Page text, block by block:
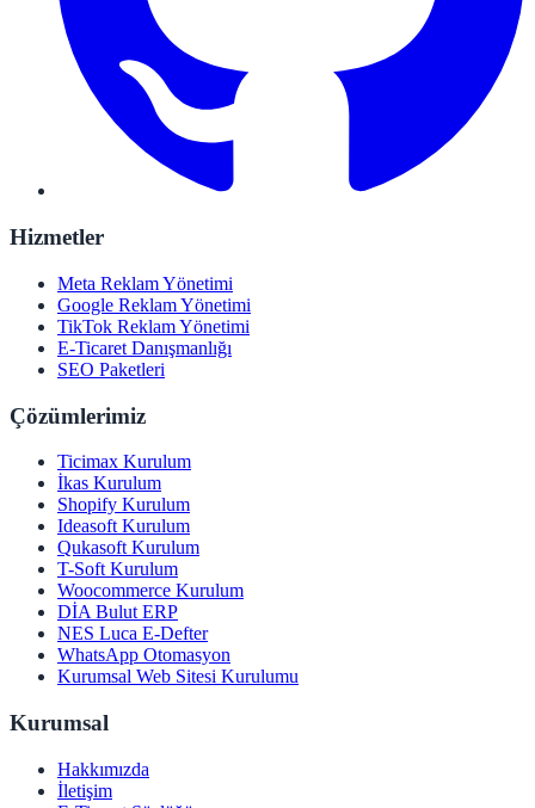
Hizmetler
Meta Reklam Yönetimi
Google Reklam Yönetimi
TikTok Reklam Yönetimi
E-Ticaret Danışmanlığı
SEO Paketleri
Çözümlerimiz
Ticimax Kurulum
İkas Kurulum
Shopify Kurulum
Ideasoft Kurulum
Qukasoft Kurulum
T-Soft Kurulum
Woocommerce Kurulum
DİA Bulut ERP
NES Luca E-Defter
WhatsApp Otomasyon
Kurumsal Web Sitesi Kurulumu
Kurumsal
Hakkımızda
İletişim